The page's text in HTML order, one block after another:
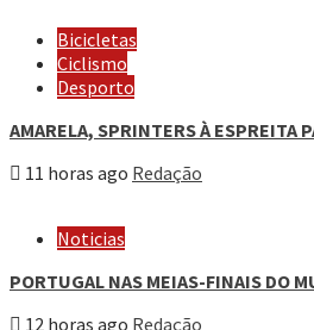
Bicicletas
Ciclismo
Desporto
AMARELA, SPRINTERS À ESPREITA
11 horas ago Redação
Noticias
PORTUGAL NAS MEIAS-FINAIS DO
12 horas ago Redação